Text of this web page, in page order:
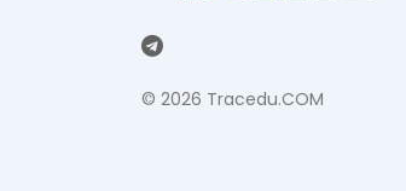
© 2026 Tracedu.COM